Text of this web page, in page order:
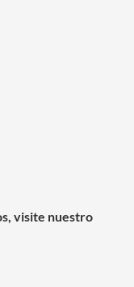
visite nuestro